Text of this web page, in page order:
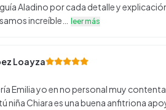
Aladino por cada detalle y
increíble…
leer más
Loayza
Emilia yo en no personal muy
niña Chiara es una buena anfitriona